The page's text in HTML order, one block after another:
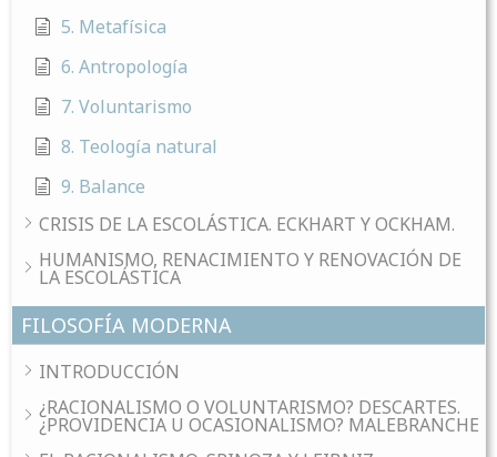
5. Metafísica
6. Antropología
7. Voluntarismo
8. Teología natural
9. Balance
CRISIS DE LA ESCOLÁSTICA. ECKHART Y OCKHAM.
HUMANISMO, RENACIMIENTO Y RENOVACIÓN DE
LA ESCOLÁSTICA
FILOSOFÍA MODERNA
INTRODUCCIÓN
¿RACIONALISMO O VOLUNTARISMO? DESCARTES.
¿PROVIDENCIA U OCASIONALISMO? MALEBRANCHE